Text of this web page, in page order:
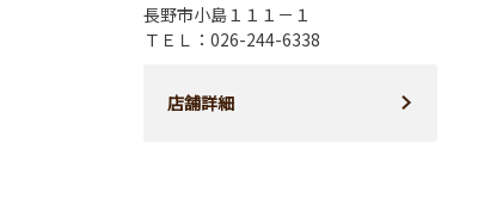
長野市小島１１１－１
ＴＥＬ：026-244-6338
店舗詳細